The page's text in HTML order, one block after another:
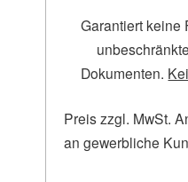
Garantiert keine
Dokumenten.
Preis zzgl. MwSt.
an gewerbliche